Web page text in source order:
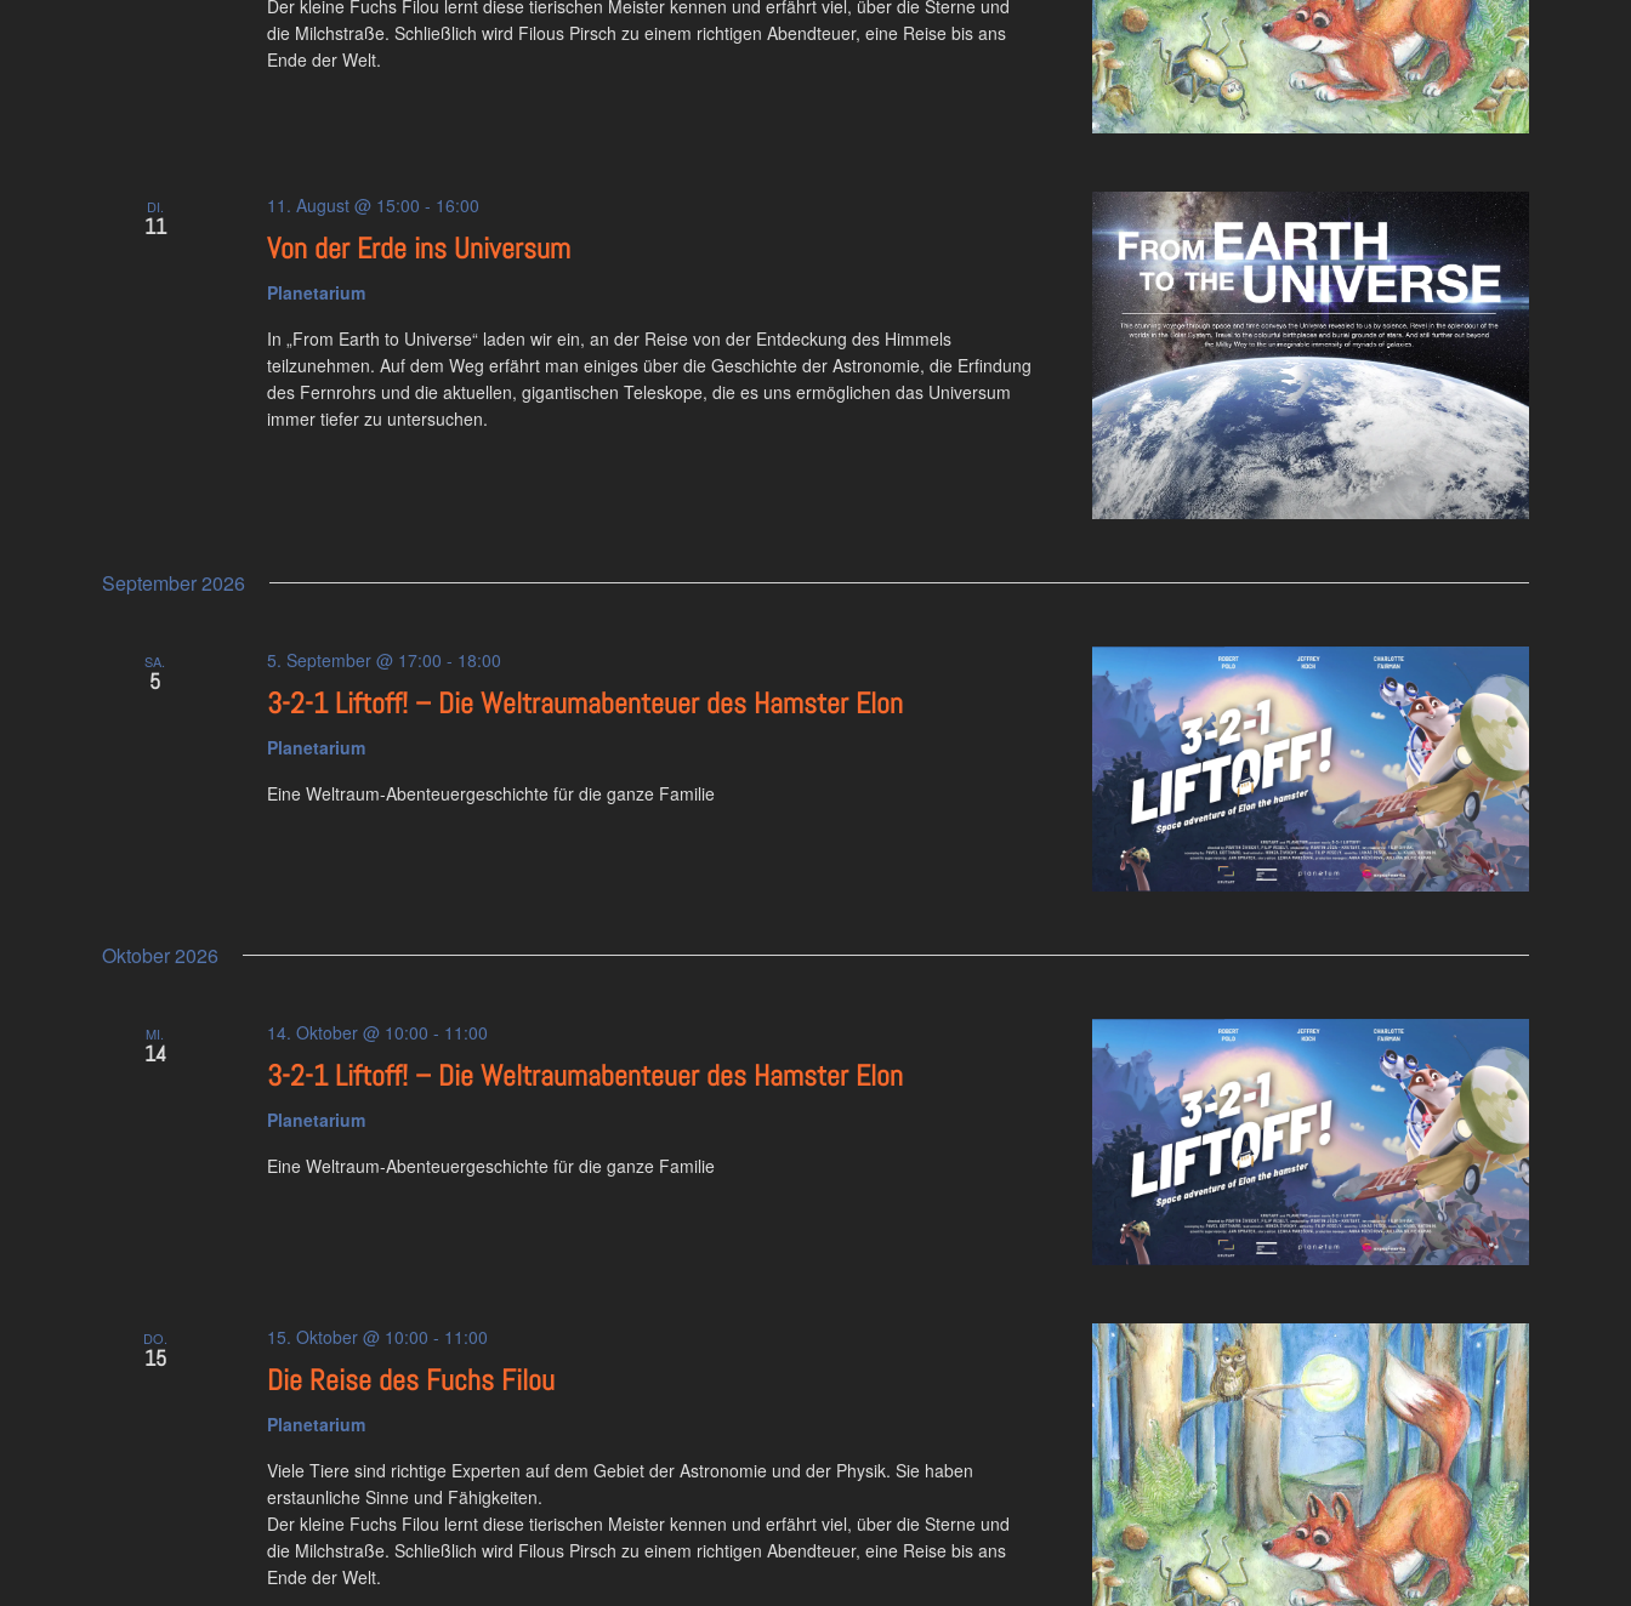
Der kleine Fuchs Filou lernt diese tierischen Meister kennen und erfährt viel, über die Sterne und
die Milchstraße. Schließlich wird Filous Pirsch zu einem richtigen Abendteuer, eine Reise bis ans
Ende der Welt.
DI.
11
11. August @ 15:00 - 16:00
Von der Erde ins Universum
Planetarium
In „From Earth to Universe“ laden wir ein, an der Reise von der Entdeckung des Himmels
teilzunehmen. Auf dem Weg erfährt man einiges über die Geschichte der Astronomie, die Erfindung
des Fernrohrs und die aktuellen, gigantischen Teleskope, die es uns ermöglichen das Universum
immer tiefer zu untersuchen.
September 2026
SA.
5
5. September @ 17:00 - 18:00
3-2-1 Liftoff! – Die Weltraumabenteuer des Hamster Elon
Planetarium
Eine Weltraum-Abenteuergeschichte für die ganze Familie
Oktober 2026
MI.
14
14. Oktober @ 10:00 - 11:00
3-2-1 Liftoff! – Die Weltraumabenteuer des Hamster Elon
Planetarium
Eine Weltraum-Abenteuergeschichte für die ganze Familie
DO.
15
15. Oktober @ 10:00 - 11:00
Die Reise des Fuchs Filou
Planetarium
Viele Tiere sind richtige Experten auf dem Gebiet der Astronomie und der Physik. Sie haben
erstaunliche Sinne und Fähigkeiten.
Der kleine Fuchs Filou lernt diese tierischen Meister kennen und erfährt viel, über die Sterne und
die Milchstraße. Schließlich wird Filous Pirsch zu einem richtigen Abendteuer, eine Reise bis ans
Ende der Welt.